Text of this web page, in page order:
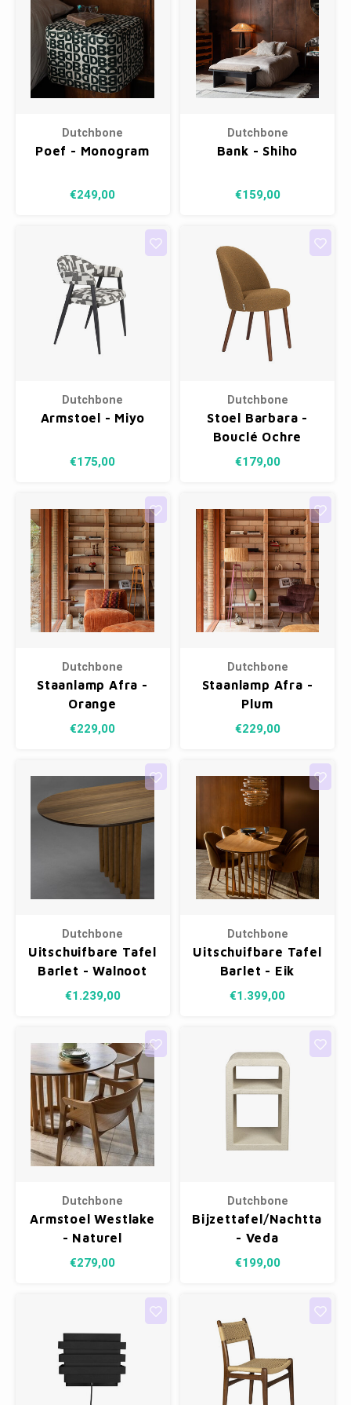
Dutchbone
Poef - Monogram
€249,00
Dutchbone
Bank - Shiho
€159,00
Dutchbone
Armstoel - Miyo
€175,00
Dutchbone
Stoel Barbara -
Bouclé Ochre
€179,00
Dutchbone
Staanlamp Afra -
Orange
€229,00
Dutchbone
Staanlamp Afra -
Plum
€229,00
Dutchbone
Uitschuifbare Tafel
Barlet - Walnoot
200/240 x 90 cm
€1.239,00
Dutchbone
Uitschuifbare Tafel
Barlet - Eik
200/240 x 90 cm
€1.399,00
Dutchbone
Armstoel Westlake
- Naturel
€279,00
Dutchbone
Bijzettafel/Nachttafel
- Veda
€199,00